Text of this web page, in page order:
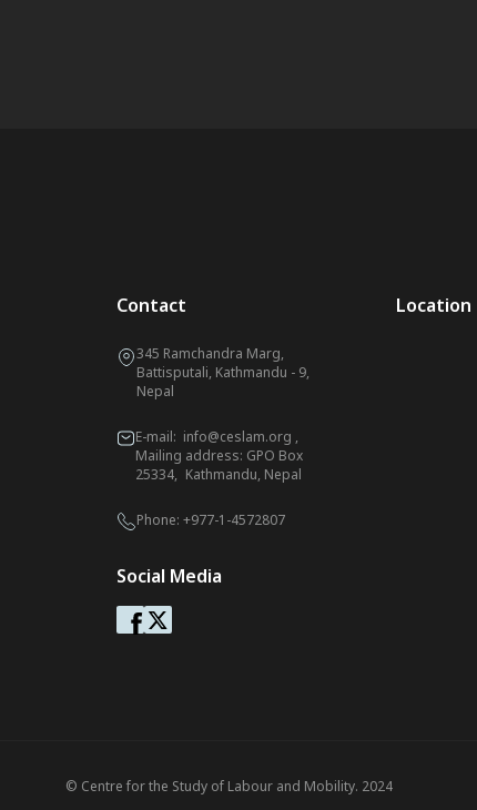
Contact
345 Ramchandra Marg,
Battisputali, Kathmandu - 9,
Nepal
E-mail: info@ceslam.org ,
Mailing address: GPO Box
25334, Kathmandu, Nepal
Phone: +977-1-4572807
Social Media
Location
© Centre for the Study of Labour and Mobility. 2024